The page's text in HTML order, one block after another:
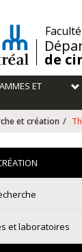
/
de
ET
et création
et laboratoires